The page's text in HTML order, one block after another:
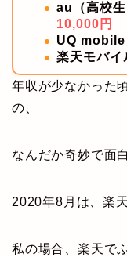
au（高校生
10,000円
UQ mobile
楽天モバイ
年収が少なかった
の、
なんだか奇妙で面
2020年8月は、楽
私の場合、楽天で